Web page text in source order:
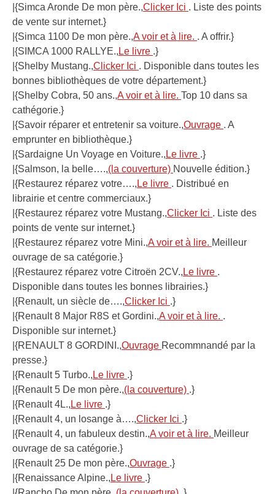
|{Simca Aronde De mon père.,Clicker Ici . Liste des points
de vente sur internet.}
|{Simca 1100 De mon père.,A voir et à lire. . A offrir.}
|{SIMCA 1000 RALLYE., Le livre .}
|{Shelby Mustang.,Clicker Ici . Disponible dans toutes les
bonnes bibliothèques de votre département.}
|{Shelby Cobra, 50 ans.,A voir et à lire. Top 10 dans sa
cathégorie.}
|{Savoir réparer et entretenir sa voiture.,Ouvrage . A
emprunter en bibliothèque.}
|{Sardaigne Un Voyage en Voiture., Le livre .}
|{Salmson, la belle….,(la couverture) Nouvelle édition.}
|{Restaurez réparez votre…., Le livre . Distribué en
librairie et centre commerciaux.}
|{Restaurez réparez votre Mustang.,Clicker Ici . Liste des
points de vente sur internet.}
|{Restaurez réparez votre Mini.,A voir et à lire. Meilleur
ouvrage de sa catégorie.}
|{Restaurez réparez votre Citroën 2CV., Le livre .
Disponible dans toutes les bonnes librairies.}
|{Renault, un siècle de….,Clicker Ici .}
|{Renault 8 Major R8S et Gordini.,A voir et à lire. .
Disponible sur internet.}
|{RENAULT 8 GORDINI.,Ouvrage Recommnandé par la
presse.}
|{Renault 5 Turbo., Le livre .}
|{Renault 5 De mon père.,(la couverture) .}
|{Renault 4L., Le livre .}
|{Renault 4, un losange à….,Clicker Ici .}
|{Renault 4, un fabuleux destin.,A voir et à lire. Meilleur
ouvrage de sa catégorie.}
|{Renault 25 De mon père.,Ouvrage .}
|{Renaissance Alpine., Le livre .}